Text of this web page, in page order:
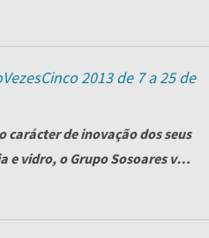
2013 de 7 a 25 de
carácter de inovação dos seus
e vidro, o Grupo Sosoares vai